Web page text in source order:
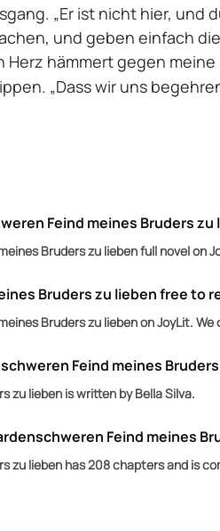
„Er ist nicht hier,
und geben einfach
hämmert gegen meine
„Dass wir uns
in einen lächerlich teuren
es gibt einen Haken:
Bruders, und zwischen
ich mir je hätte vorstellen
mein Leben auf eine Art
Feind meines Bruders zu
Bruders zu lieben full novel on
Bruders zu lieben free to
Bruders zu lieben on JoyLit.
Feind meines
zu lieben is written by Bella Silva.
Feind meines
zu lieben has 208 chapters and is